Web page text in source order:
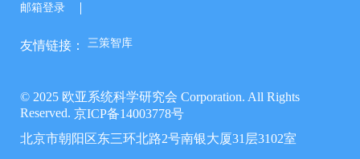
邮箱登录
友情链接： 三策智库
© 2025 欧亚系统科学研究会 Corporation. All Rights
Reserved. 京ICP备14003778号
北京市朝阳区东三环北路2号南银大厦31层3102室